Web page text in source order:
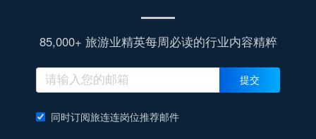
85,000+ 旅游业精英每周必读的行业内容精粹
提交
同时订阅旅连连岗位推荐邮件